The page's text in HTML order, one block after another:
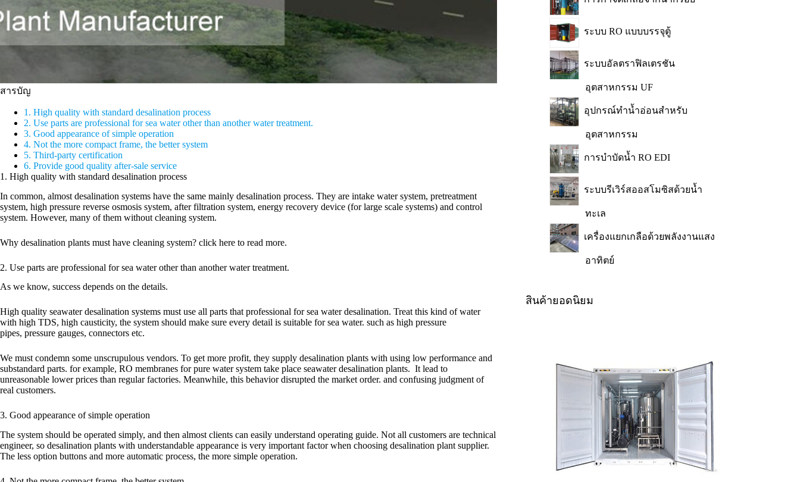
สารบัญ
1. High quality with standard desalination process
2. Use parts are professional for sea water other than another water treatment.
3. Good appearance of simple operation
4. Not the more compact frame, the better system
5. Third-party certification
6. Provide good quality after-sale service
1. High quality with standard desalination process
In common, almost desalination systems have the same mainly desalination process. They are intake water system, pretreatment
system, high pressure reverse osmosis system, after filtration system, energy recovery device (for large scale systems) and control
system. However, many of them without cleaning system.
Why desalination plants must have cleaning system? click here to read more.
2. Use parts are professional for sea water other than another water treatment.
As we know, success depends on the details.
High quality seawater desalination systems must use all parts that professional for sea water desalination. Treat this kind of water
with high TDS, high causticity, the system should make sure every detail is suitable for sea water. such as high pressure
pipes, pressure gauges, connectors etc.
We must condemn some unscrupulous vendors. To get more profit, they supply desalination plants with using low performance and
substandard parts. for example, RO membranes for pure water system take place seawater desalination plants. It lead to
unreasonable lower prices than regular factories. Meanwhile, this behavior disrupted the market order. and confusing judgment of
real customers.
3. Good appearance of simple operation
The system should be operated simply, and then almost clients can easily understand operating guide. Not all customers are technical
engineer, so desalination plants with understandable appearance is very important factor when choosing desalination plant supplier.
The less option buttons and more automatic process, the more simple operation.
ระบบ RO แบบบรรจุตู้
ระบบอัลตราฟิลเตรชัน
อุตสาหกรรม UF
อุปกรณ์ทำน้ำอ่อนสำหรับ
อุตสาหกรรม
การบำบัดน้ำ RO EDI
ระบบรีเวิร์สออสโมซิสด้วยน้ำ
ทะเล
เครื่องแยกเกลือด้วยพลังงานแสง
อาทิตย์
สินค้ายอดนิยม